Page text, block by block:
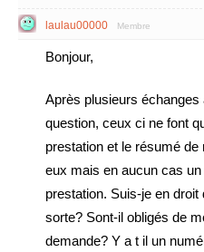
laulau00000 Membre
Bonjour,
Après plusieurs
question, ceux ci ne font
prestation et le résumé
eux mais en aucun cas
prestation. Suis-je en droit
sorte? Sont-il obligés de
demande? Y a t il un